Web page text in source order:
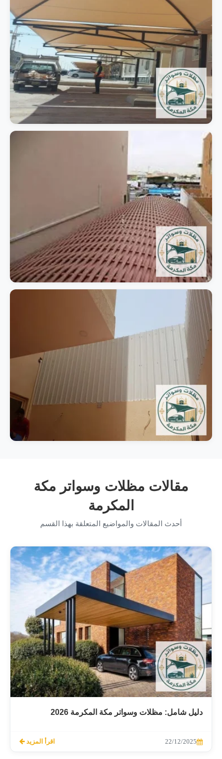
مقالات مظلات وسواتر مكة
المكرمة
أحدث المقالات والمواضيع المتعلقة بهذا القسم
دليل شامل: مظلات وسواتر مكة المكرمة 2026
22/12/2025 اقرأ المزيد